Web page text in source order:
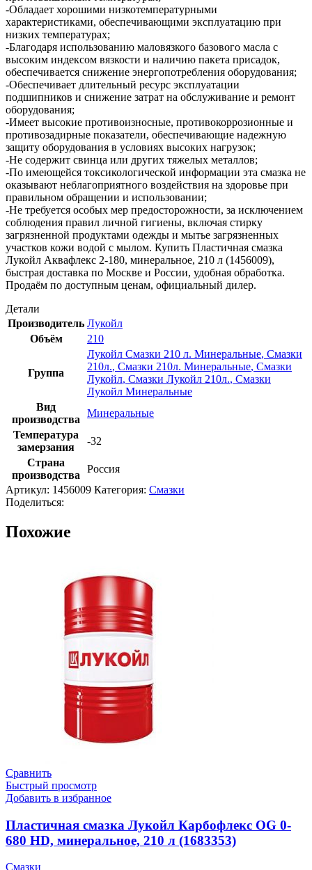
-Обладает хорошими низкотемпературными
характеристиками, обеспечивающими эксплуатацию при
низких температурах;
-Благодаря использованию маловязкого базового масла с
высоким индексом вязкости и наличию пакета присадок,
обеспечивается снижение энергопотребления оборудования;
-Обеспечивает длительный ресурс эксплуатации
подшипников и снижение затрат на обслуживание и ремонт
оборудования;
-Имеет высокие противоизносные, противокоррозионные и
противозадирные показатели, обеспечивающие надежную
защиту оборудования в условиях высоких нагрузок;
-Не содержит свинца или других тяжелых металлов;
-По имеющейся токсикологической информации эта смазка не
оказывают неблагоприятного воздействия на здоровье при
правильном обращении и использовании;
-Не требуется особых мер предосторожности, за исключением
соблюдения правил личной гигиены, включая стирку
загрязненной продуктами одежды и мытье загрязненных
участков кожи водой с мылом. Купить Пластичная смазка
Лукойл Аквафлекс 2-180, минеральное, 210 л (1456009),
быстрая доставка по Москве и России, удобная обработка.
Продаём по доступным ценам, официальный дилер.
Детали
Производитель Лукойл
Объём
210
Группа
Лукойл Смазки 210 л. Минеральные, Смазки
210л., Смазки 210л. Минеральные, Смазки
Лукойл, Смазки Лукойл 210л., Смазки
Лукойл Минеральные
Вид
производства
Минеральные
Температура
замерзания
-32
Страна
производства
Россия
Артикул: 1456009 Категория: Смазки
Поделиться:
Похожие
Сравнить
Быстрый просмотр
Добавить в избранное
Пластичная смазка Лукойл Карбофлекс OG 0-
680 HD, минеральное, 210 л (1683353)
Смазки